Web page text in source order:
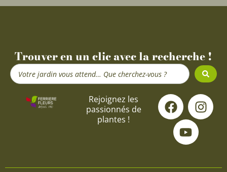
Trouver en un clic avec la recherche !
Search
...
Rejoignez les
passionnés de
plantes !
F
a
c
e
o
I
n
s
g
Y
o
u
t
u
b